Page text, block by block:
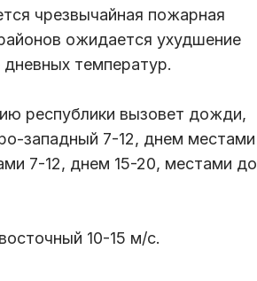
чрезвычайная пожарная
ожидается ухудшение
температур.
республики вызовет дожди,
западный 7-12, днем местами
7-12, днем 15-20, местами до
10-15 м/с.